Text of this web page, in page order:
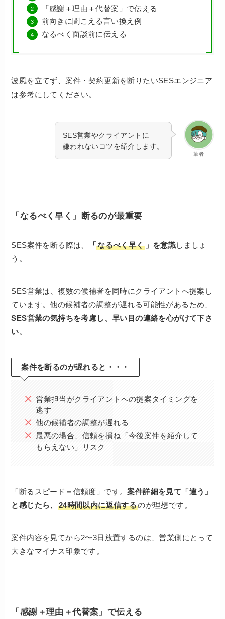
「感謝＋理由＋代替案」で伝える
前向きに聞こえる言い換え例
なるべく面談前に伝える
波風を立てず、案件・契約更新を断りたいSESエンジニア
は参考にしてください。
筆者
SES営業やクライアントに
嫌われないコツを紹介します。
「なるべく早く」断るのが最重要
SES案件を断る際は、 「なるべく早く」を意識しましょ
う。
SES営業は、複数の候補者を同時にクライアントへ提案し
ています。他の候補者の調整が遅れる可能性があるため、
SES営業の気持ちを考慮し、早い目の連絡を心がけて下さ
い。
案件を断るのが遅れると・・・
営業担当がクライアントへの提案タイミングを
逃す
他の候補者の調整が遅れる
最悪の場合、信頼を損ね「今後案件を紹介して
もらえない」リスク
「断るスピード＝信頼度」です。案件詳細を見て「違う」
と感じたら、
24時間以内に返信するのが理想です。
案件内容を見てから2〜3日放置するのは、営業側にとって
大きなマイナス印象です。
「感謝＋理由＋代替案」で伝える